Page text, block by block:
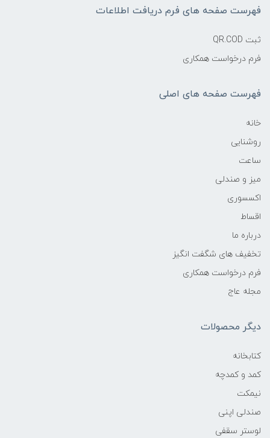
فهرست صفحه های فرم دریافت اطلاعات
ثبت QR.COD
فرم درخواست همکاری
فهرست صفحه های اصلی
خانه
روشنایی
ساعت
میز و صندلی
اکسسوری
اقساط
درباره ما
تخفیف های شگفت انگیز
فرم درخواست همکاری
مجله عاج
دیگر محصولات
کتابخانه
کمد و کمدچه
نیمکت
صندلی اپنی
لوستر سقفی